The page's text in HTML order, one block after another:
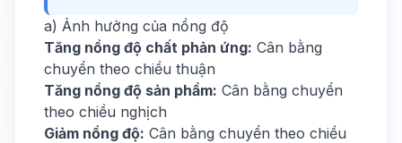
a) Ảnh hưởng của nồng độ
Tăng nồng độ chất phản ứng: Cân bằng
chuyển theo chiều thuận
Tăng nồng độ sản phẩm: Cân bằng chuyển
theo chiều nghịch
Giảm nồng độ: Cân bằng chuyển theo chiều